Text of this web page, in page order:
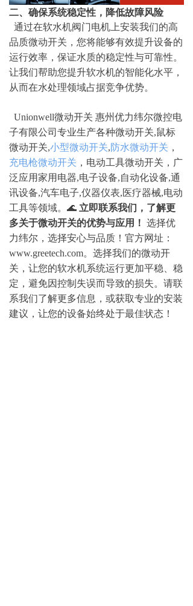
二、确保系统稳定性，降低故障风险
通过在软水机阀门电机上安装我们的高
品质微动开关，您将能够有效提升设备的
运行效率，保证水质的稳定性与可靠性。
让我们帮助您提升软水机的智能化水平，
从而在水处理领域占据竞争优势。
Unionwell微动开关 惠州优力纬尔微控电
子有限公司专业生产各种微动开关,鼠标
微动开关,小型微动开关,防水微动开关 ，
充电枪微动开关 ，电动工具微动开关，广
泛应用家用电器,电子设备,自动化设备,通
讯设备,汽车电子,仪器仪表,医疗器械,电动
工具等领域。🌊 立即联系我们，了解更
多关于微动开关的优势与应用！ 选择优
力纬尔，选择安心与品质！官方网址：
www.greetech.com。 选择我们的微动开
关，让您的软水机系统运行更加平稳、稳
定，避免因控制失误而导致的损失。请联
系我们了解更多信息，或获取专业的安装
建议，让您的设备始终处于最佳状态！